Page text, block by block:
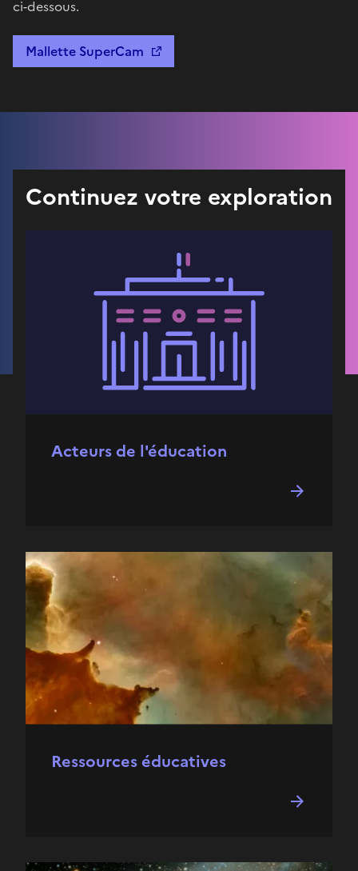
ci-dessous.
Mallette SuperCam
Continuez votre exploration
Acteurs de l'éducation
Ressources éducatives